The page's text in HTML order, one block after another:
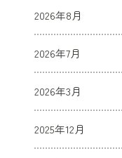
2026年8月
2026年7月
2026年3月
2025年12月